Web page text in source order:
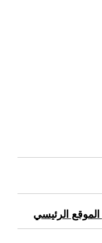
الرئيسي